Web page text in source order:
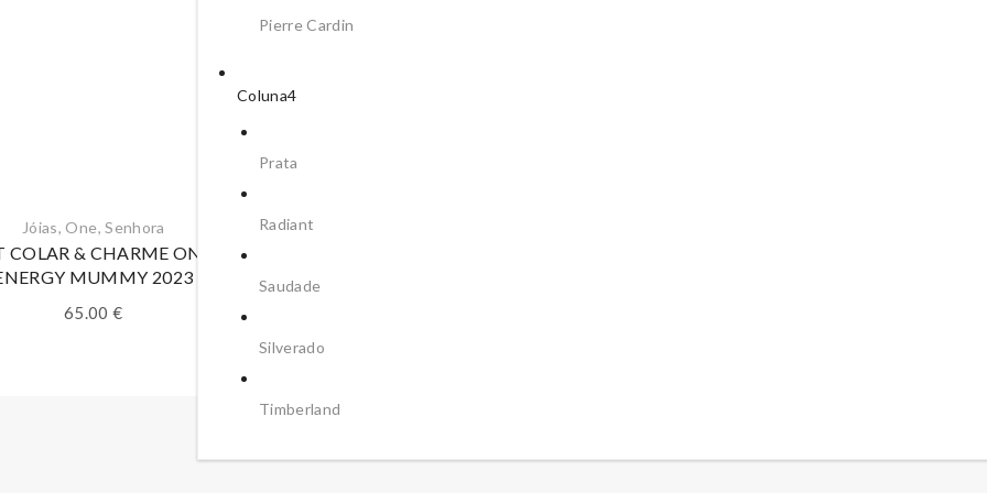
Pierre Cardin
Coluna4
Prata
Radiant
Saudade
Silverado
Timberland
Jóias, One,Senhora
COLAR & CHARME ONE
MUMMY 2023
65.00€